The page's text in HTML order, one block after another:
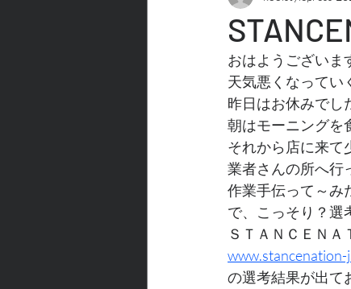
おはようございま
天気悪くなってい
昨日はお休みでし
朝はモーニングを
それから店に来て
業者さんの所へ行
作業手伝って～み
で、こっそり？選
ＳＴＡＮＣＥＮＡ
www.stancenation-
の選考結果が出て